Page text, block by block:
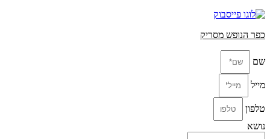
כפר הנופש מסריק
שם
מייל
טלפון
נושא